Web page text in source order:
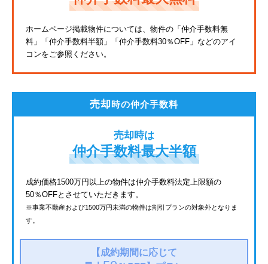
東武東上線
JR鶴見線
京成金町線
ホームページ掲載物件については、物件の「仲介手数料無
料」
「仲介手数料半額」「仲介手数料30％OFF」などのアイ
コンをご参照ください。
売却時の仲介手数料
売却時は
仲介手数料最大半額
成約価格1500万円以上の物件は仲介手数料法定上限額の
50％OFFとさせていただきます。
※事業不動産および1500万円未満の物件は割引プランの対象外となりま
す。
【成約期間に応じて